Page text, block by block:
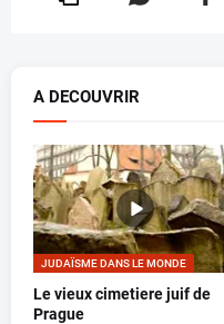
A DECOUVRIR
JUDAÏSME DANS LE MONDE
Le vieux cimetiere juif de
Prague